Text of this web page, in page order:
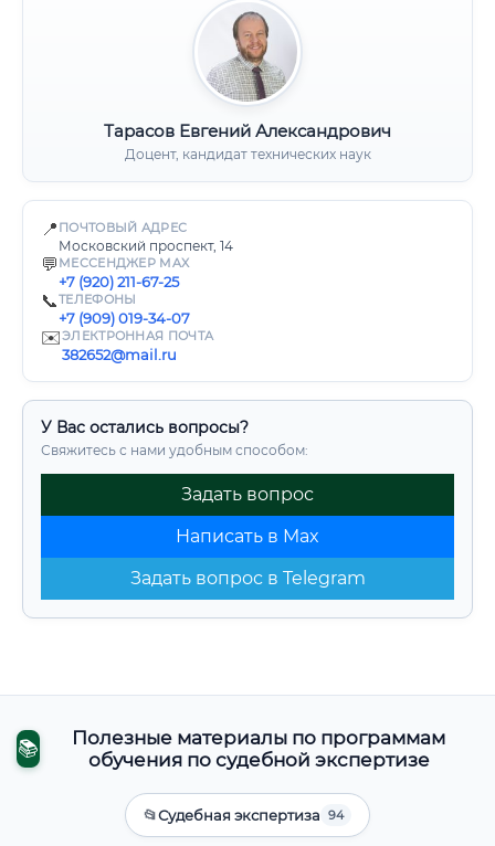
Тарасов Евгений Александрович
Доцент, кандидат технических наук
📍 ПОЧТОВЫЙ АДРЕС
Московский проспект, 14
💬 МЕССЕНДЖЕР MAX
+7 (920) 211-67-25
📞ТЕЛЕФОНЫ
+7 (909) 019-34-07
✉️ЭЛЕКТРОННАЯ ПОЧТА
382652@mail.ru
У Вас остались вопросы?
Свяжитесь с нами удобным способом:
Задать вопрос
Написать в Max
Задать вопрос в Telegram
📚
Полезные материалы по программам
обучения по судебной экспертизе
📂Судебная экспертиза 94